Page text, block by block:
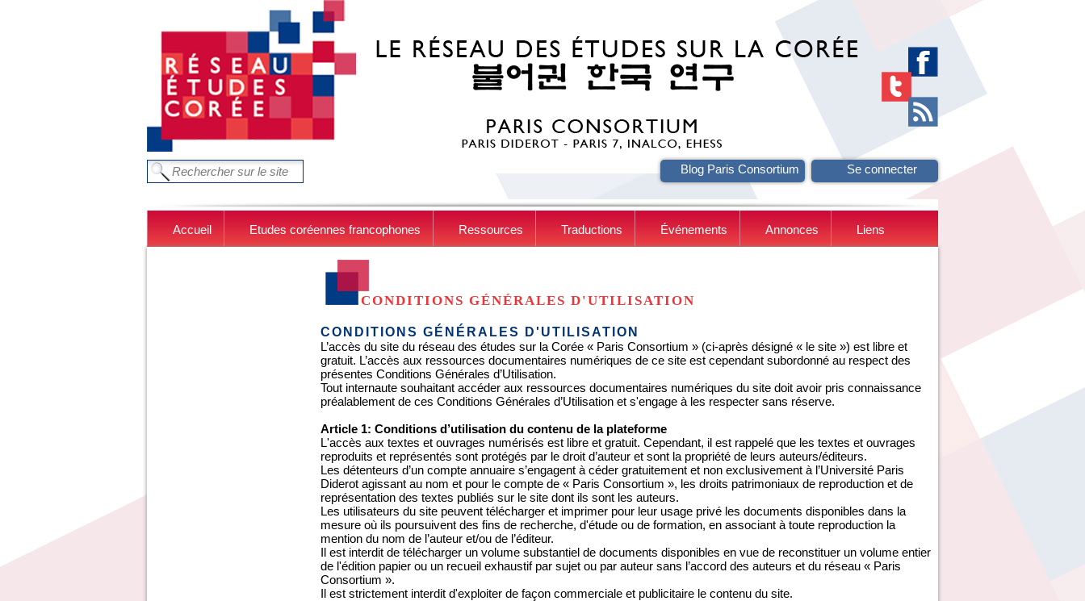
FORMULAIRE DE RECHERCHE
Chercher dans ce site Blog Paris Consortium Se connecter
Accueil Etudes coréennes francophones Ressources Traductions Événements Annonces Liens
CONDITIONS GÉNÉRALES D'UTILISATION
CONDITIONS GÉNÉRALES D'UTILISATION
L’accès du site du réseau des études sur la Corée « Paris Consortium » (ci-après désigné « le site ») est libre et
gratuit. L’accès aux ressources documentaires numériques de ce site est cependant subordonné au respect des
présentes Conditions Générales d’Utilisation.
Tout internaute souhaitant accéder aux ressources documentaires numériques du site doit avoir pris connaissance
préalablement de ces Conditions Générales d’Utilisation et s'engage à les respecter sans réserve.
Article 1: Conditions d’utilisation du contenu de la plateforme
L'accès aux textes et ouvrages numérisés est libre et gratuit. Cependant, il est rappelé que les textes et ouvrages
reproduits et représentés sont protégés par le droit d’auteur et sont la propriété de leurs auteurs/éditeurs.
Les détenteurs d’un compte annuaire s’engagent à céder gratuitement et non exclusivement à l’Université Paris
Diderot agissant au nom et pour le compte de « Paris Consortium », les droits patrimoniaux de reproduction et de
représentation des textes publiés sur le site dont ils sont les auteurs.
Les utilisateurs du site peuvent télécharger et imprimer pour leur usage privé les documents disponibles dans la
mesure où ils poursuivent des fins de recherche, d'étude ou de formation, en associant à toute reproduction la
mention du nom de l’auteur et/ou de l’éditeur.
Il est interdit de télécharger un volume substantiel de documents disponibles en vue de reconstituer un volume entier
de l'édition papier ou un recueil exhaustif par sujet ou par auteur sans l’accord des auteurs et du réseau « Paris
Consortium ».
Il est strictement interdit d'exploiter de façon commerciale et publicitaire le contenu du site.